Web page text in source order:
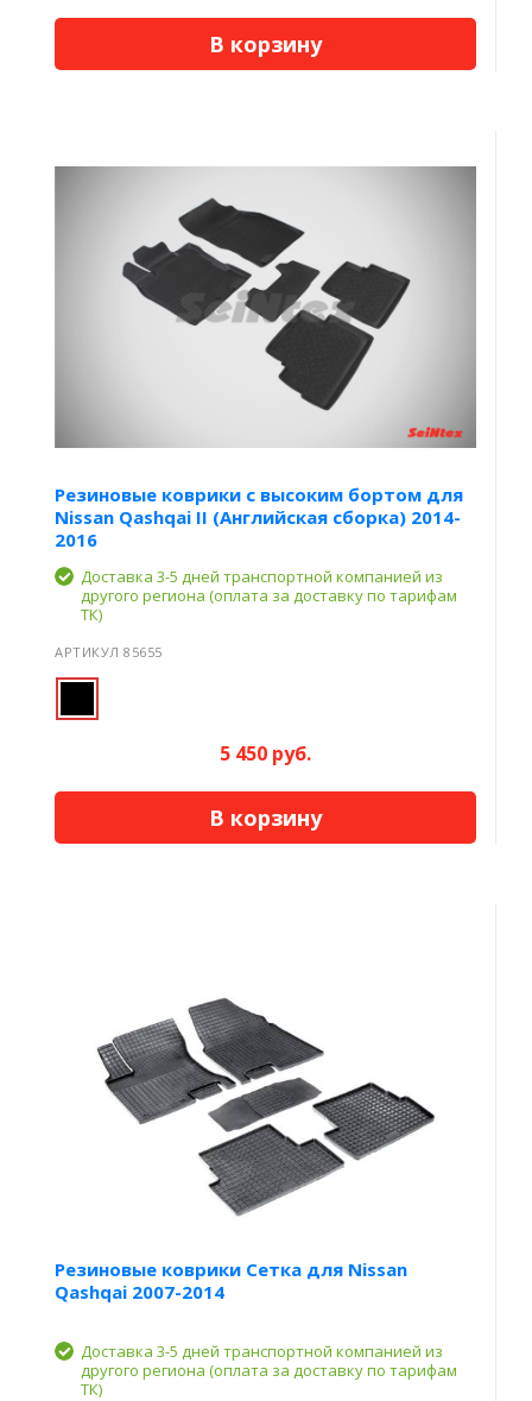
В корзину
Резиновые коврики с высоким бортом для
Nissan Qashqai II (Английская сборка) 2014-
2016
Доставка 3-5 дней транспортной компанией из
другого региона (оплата за доставку по тарифам
ТК)
АРТИКУЛ 85655
5 450 руб.
В корзину
Резиновые коврики Сетка для Nissan
Qashqai 2007-2014
Доставка 3-5 дней транспортной компанией из
другого региона (оплата за доставку по тарифам
ТК)